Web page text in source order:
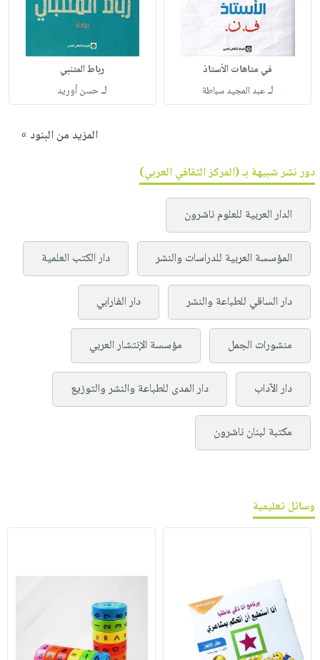
في متاهات الأستاذ
لـعبد المجيد سباطة
رباط المتنبي
لـحسن أوريد
المزيد من البنود »
دور نشر شبيهة بـ (المركز الثقافي العربي)
الدار العربية للعلوم ناشرون
المؤسسة العربية للدراسات والنشر دار الكتب العلمية
دار الساقي للطباعة والنشر دار الفارابي
منشورات الجمل مؤسسة الإنتشار العربي
دار الآداب دار المدى للطباعة والنشر والتوزيع
مكتبة لبنان ناشرون
وسائل تعليمية